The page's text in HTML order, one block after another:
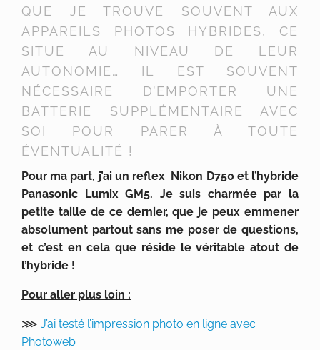
QUE JE TROUVE SOUVENT AUX
APPAREILS PHOTOS HYBRIDES, CE
SITUE AU NIVEAU DE LEUR
AUTONOMIE… IL EST SOUVENT
NÉCESSAIRE D’EMPORTER UNE
BATTERIE SUPPLÉMENTAIRE AVEC
SOI POUR PARER À TOUTE
ÉVENTUALITÉ !
Pour ma part, j’ai un reflex Nikon D750 et l’hybride
Panasonic Lumix GM5. Je suis charmée par la
petite taille de ce dernier, que je peux emmener
absolument partout sans me poser de questions,
et c’est en cela que réside le véritable atout de
l’hybride !
Pour aller plus loin :
⋙ J’ai testé l’impression photo en ligne avec
Photoweb